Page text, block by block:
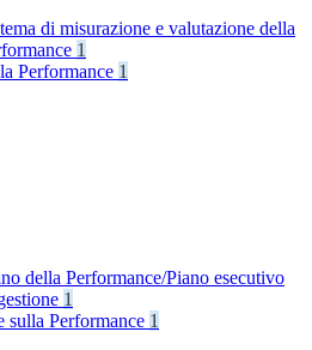
di misurazione e valutazione della
1
Performance 1
della Performance/Piano esecutivo
1
sulla Performance 1